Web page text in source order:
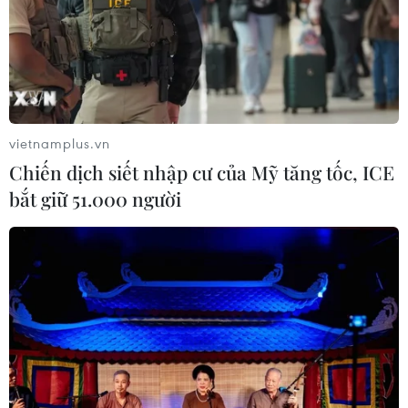
07/08/2026 01:27
Ấn Độ thử thành công tên lửa đạn
đạo Agni-4, tầm bắn 4.000 km
Hàn Quốc tái khẳng định mục tiêu
chung sống hòa bình với Triều Tiên
06/08/2026 15:33
Lở đất tại Philippines khiến ít nhất 4
người thiệt mạng
06/08/2026 15:06
vietnamplus.vn
Chiến dịch siết nhập cư của Mỹ tăng tốc, ICE
bắt giữ 51.000 người